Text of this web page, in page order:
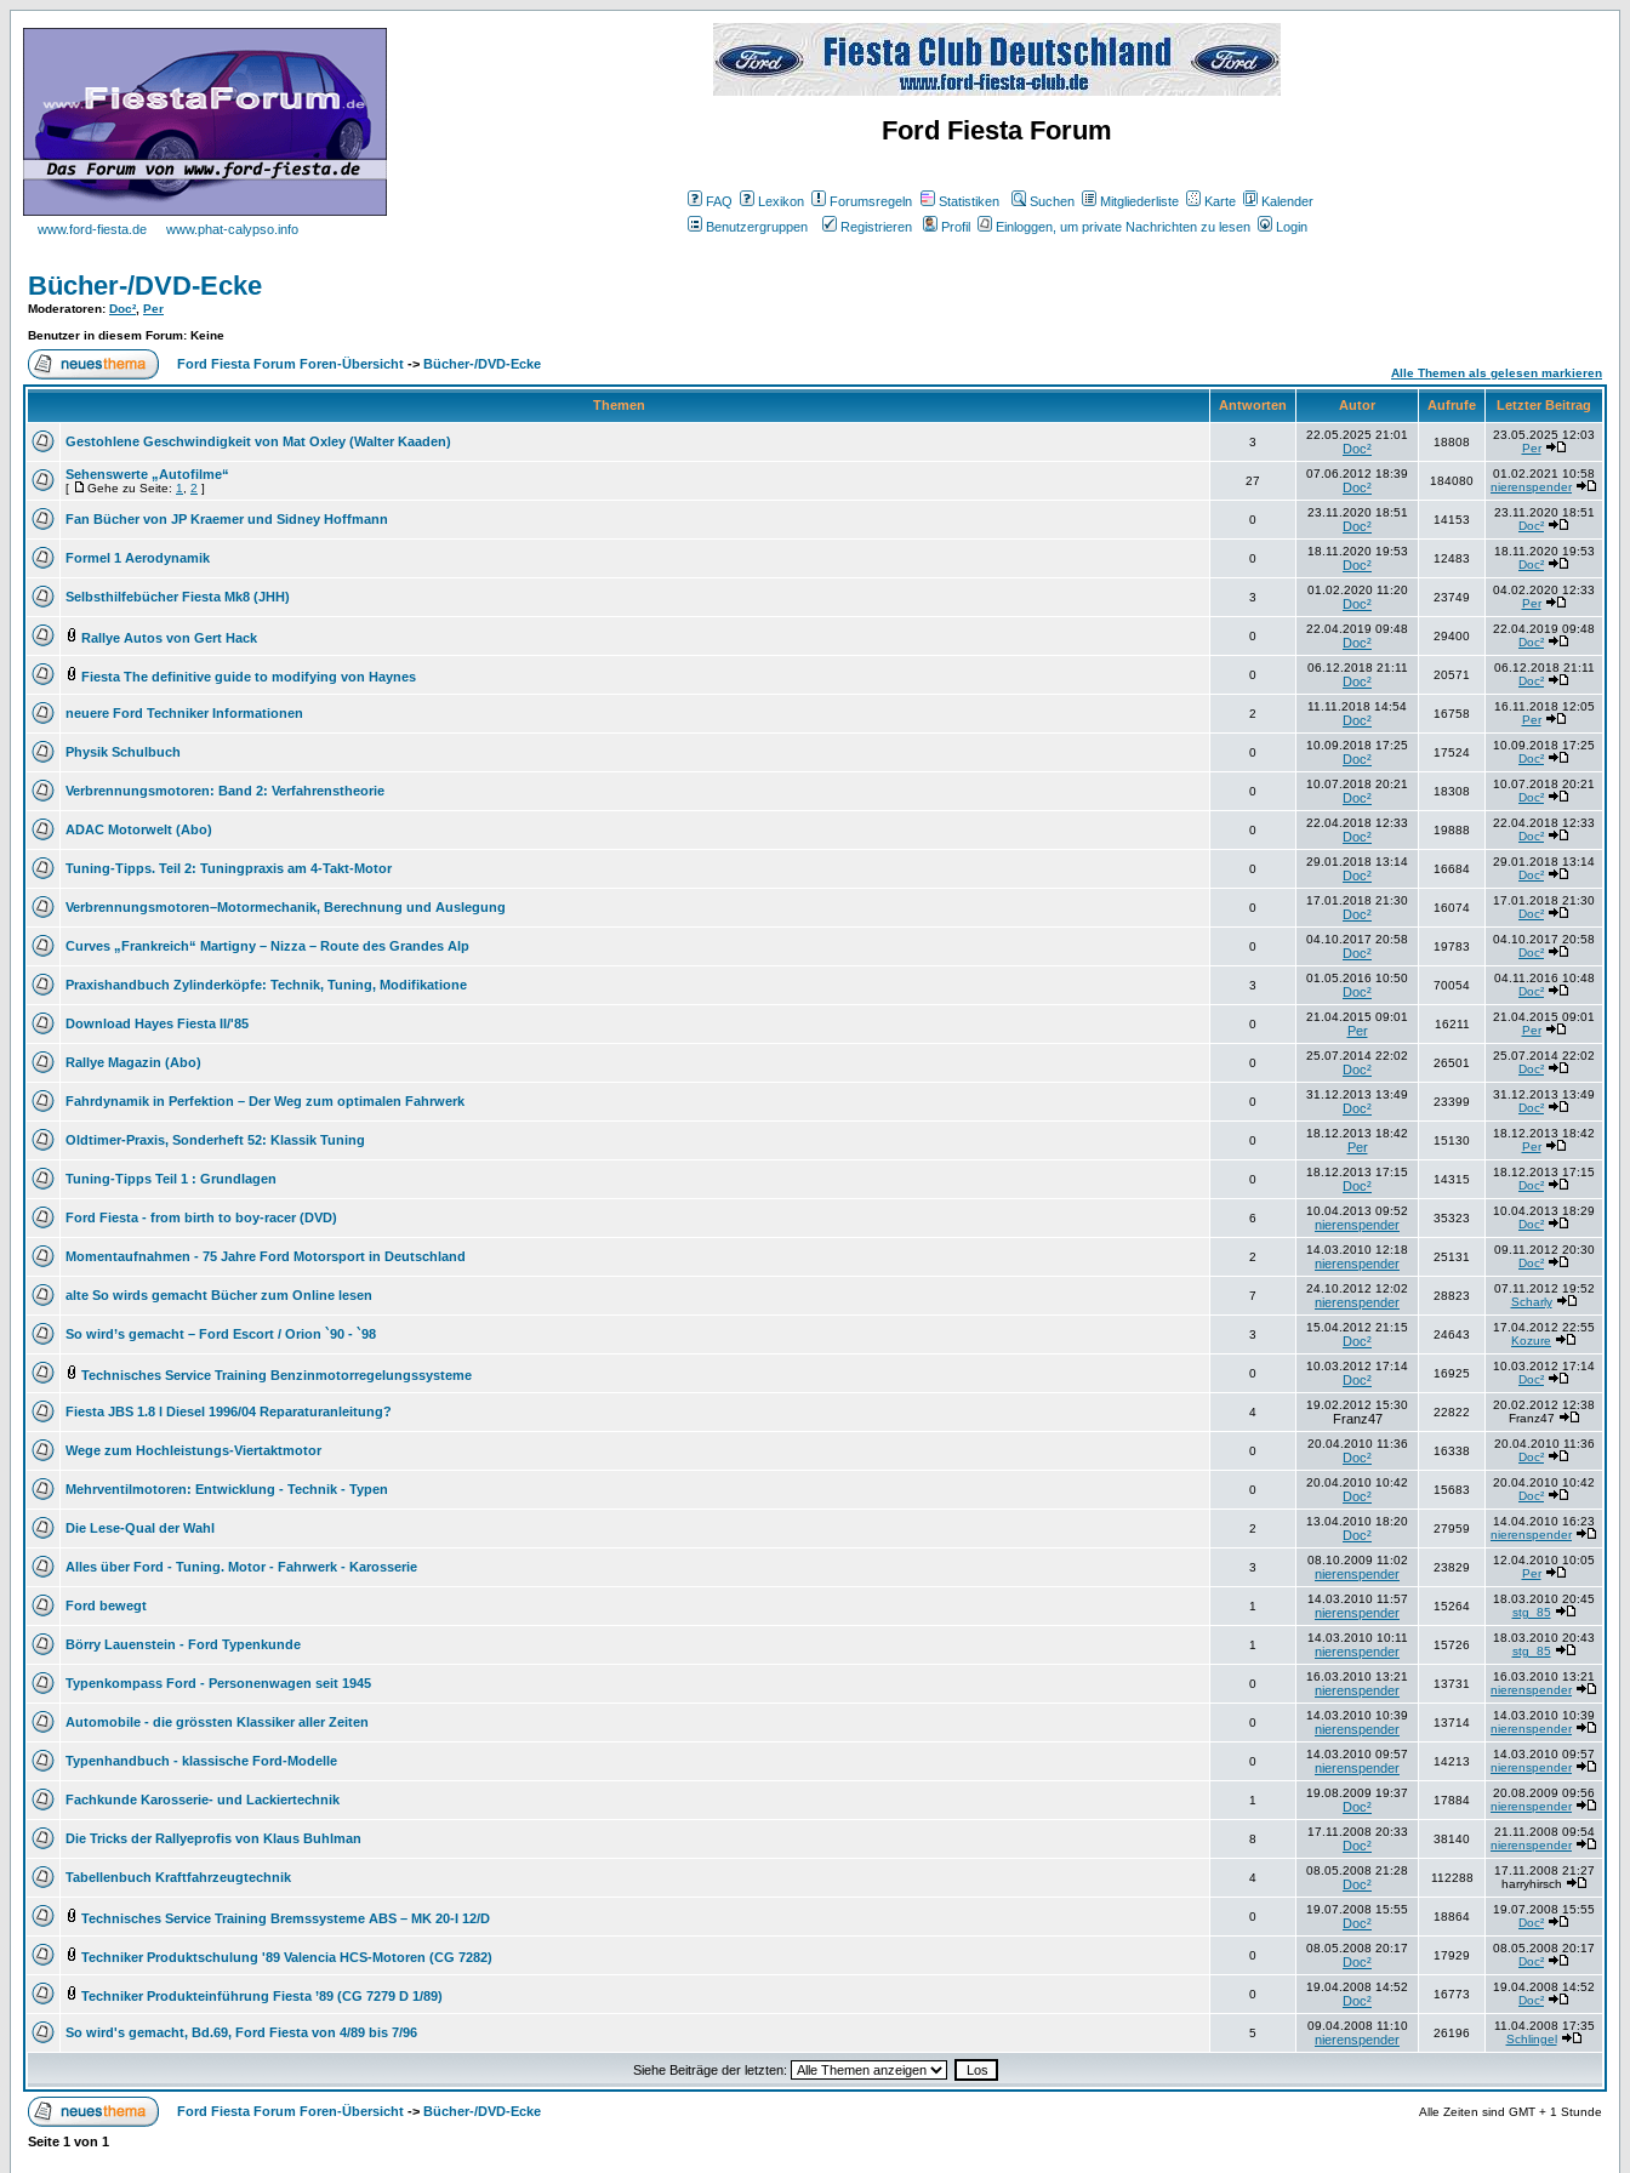
www.ford-fiesta.de www.phat-calypso.info
Ford Fiesta Forum
FAQ Lexikon Forumsregeln Statistiken Suchen Mitgliederliste Karte
Kalender
Benutzergruppen
Registrieren Profil Einloggen, um private Nachrichten zu lesen Login
Bücher-/DVD-Ecke
Moderatoren: Doc² Per
Benutzer in diesem Forum: Keine
Ford Fiesta Forum Foren-Übersicht -> Bücher-/DVD-Ecke
Alle Themen als gelesen markieren
Themen Antworten Autor Aufrufe Letzter Beitrag
Gestohlene Geschwindigkeit von Mat Oxley (Walter Kaaden) 3
22.05.2025 21:01
Doc² 18808
23.05.2025 12:03
Per
Sehenswerte „Autofilme“
[ Gehe zu Seite: 1 2 ]
27
07.06.2012 18:39
Doc² 184080
01.02.2021 10:58
nierenspender
Fan Bücher von JP Kraemer und Sidney Hoffmann 0
23.11.2020 18:51
Doc² 14153
23.11.2020 18:51
Doc²
Formel 1 Aerodynamik 0
18.11.2020 19:53
Doc² 12483
18.11.2020 19:53
Doc²
Selbsthilfebücher Fiesta Mk8 (JHH) 3
01.02.2020 11:20
Doc² 23749
04.02.2020 12:33
Per
Rallye Autos von Gert Hack 0
22.04.2019 09:48
Doc² 29400
22.04.2019 09:48
Doc²
Fiesta The definitive guide to modifying von Haynes 0
06.12.2018 21:11
Doc² 20571
06.12.2018 21:11
Doc²
neuere Ford Techniker Informationen 2
11.11.2018 14:54
Doc² 16758
16.11.2018 12:05
Per
Physik Schulbuch 0
10.09.2018 17:25
Doc² 17524
10.09.2018 17:25
Doc²
Verbrennungsmotoren: Band 2: Verfahrenstheorie 0
10.07.2018 20:21
Doc² 18308
10.07.2018 20:21
Doc²
ADAC Motorwelt (Abo) 0
22.04.2018 12:33
Doc² 19888
22.04.2018 12:33
Doc²
Tuning-Tipps. Teil 2: Tuningpraxis am 4-Takt-Motor 0
29.01.2018 13:14
Doc² 16684
29.01.2018 13:14
Doc²
Verbrennungsmotoren–Motormechanik, Berechnung und Auslegung 0
17.01.2018 21:30
Doc² 16074
17.01.2018 21:30
Doc²
Curves „Frankreich“ Martigny – Nizza – Route des Grandes Alp 0
04.10.2017 20:58
Doc² 19783
04.10.2017 20:58
Doc²
Praxishandbuch Zylinderköpfe: Technik, Tuning, Modifikatione 3
01.05.2016 10:50
Doc² 70054
04.11.2016 10:48
Doc²
Download Hayes Fiesta II/'85 0
21.04.2015 09:01
Per 16211
21.04.2015 09:01
Per
Rallye Magazin (Abo) 0
25.07.2014 22:02
Doc² 26501
25.07.2014 22:02
Doc²
Fahrdynamik in Perfektion – Der Weg zum optimalen Fahrwerk 0
31.12.2013 13:49
Doc² 23399
31.12.2013 13:49
Doc²
Oldtimer-Praxis, Sonderheft 52: Klassik Tuning 0
18.12.2013 18:42
Per 15130
18.12.2013 18:42
Per
Tuning-Tipps Teil 1 : Grundlagen 0
18.12.2013 17:15
Doc² 14315
18.12.2013 17:15
Doc²
Ford Fiesta - from birth to boy-racer (DVD) 6
10.04.2013 09:52
nierenspender 35323
10.04.2013 18:29
Doc²
Momentaufnahmen - 75 Jahre Ford Motorsport in Deutschland 2
14.03.2010 12:18
nierenspender 25131
09.11.2012 20:30
Doc²
alte So wirds gemacht Bücher zum Online lesen 7
24.10.2012 12:02
nierenspender 28823
07.11.2012 19:52
Scharly
So wird’s gemacht – Ford Escort / Orion `90 - `98 3
15.04.2012 21:15
Doc² 24643
17.04.2012 22:55
Kozure
Technisches Service Training Benzinmotorregelungssysteme 0
10.03.2012 17:14
Doc² 16925
10.03.2012 17:14
Doc²
Fiesta JBS 1.8 l Diesel 1996/04 Reparaturanleitung? 4
19.02.2012 15:30
Franz47 22822
20.02.2012 12:38
Franz47
Wege zum Hochleistungs-Viertaktmotor 0
20.04.2010 11:36
Doc² 16338
20.04.2010 11:36
Doc²
Mehrventilmotoren: Entwicklung - Technik - Typen 0
20.04.2010 10:42
Doc² 15683
20.04.2010 10:42
Doc²
Die Lese-Qual der Wahl 2
13.04.2010 18:20
Doc² 27959
14.04.2010 16:23
nierenspender
Alles über Ford - Tuning. Motor - Fahrwerk - Karosserie 3
08.10.2009 11:02
nierenspender 23829
12.04.2010 10:05
Per
Ford bewegt 1
14.03.2010 11:57
nierenspender 15264
18.03.2010 20:45
stg_85
Börry Lauenstein - Ford Typenkunde 1
14.03.2010 10:11
nierenspender 15726
18.03.2010 20:43
stg_85
Typenkompass Ford - Personenwagen seit 1945 0
16.03.2010 13:21
nierenspender 13731
16.03.2010 13:21
nierenspender
Automobile - die grössten Klassiker aller Zeiten 0
14.03.2010 10:39
nierenspender 13714
14.03.2010 10:39
nierenspender
Typenhandbuch - klassische Ford-Modelle 0
14.03.2010 09:57
nierenspender 14213
14.03.2010 09:57
nierenspender
Fachkunde Karosserie- und Lackiertechnik 1
19.08.2009 19:37
Doc² 17884
20.08.2009 09:56
nierenspender
Die Tricks der Rallyeprofis von Klaus Buhlman 8
17.11.2008 20:33
Doc² 38140
21.11.2008 09:54
nierenspender
Tabellenbuch Kraftfahrzeugtechnik 4
08.05.2008 21:28
Doc² 112288
17.11.2008 21:27
harryhirsch
Technisches Service Training Bremssysteme ABS – MK 20-I 12/D 0
19.07.2008 15:55
Doc² 18864
19.07.2008 15:55
Doc²
Techniker Produktschulung '89 Valencia HCS-Motoren (CG 7282) 0
08.05.2008 20:17
Doc² 17929
08.05.2008 20:17
Doc²
Techniker Produkteinführung Fiesta ’89 (CG 7279 D 1/89) 0
19.04.2008 14:52
Doc² 16773
19.04.2008 14:52
Doc²
So wird's gemacht, Bd.69, Ford Fiesta von 4/89 bis 7/96 5
09.04.2008 11:10
nierenspender 26196
11.04.2008 17:35
Schlingel
Siehe Beiträge der letzten:
Ford Fiesta Forum Foren-Übersicht -> Bücher-/DVD-Ecke Alle Zeiten sind GMT + 1 Stunde
Seite 1 von 1